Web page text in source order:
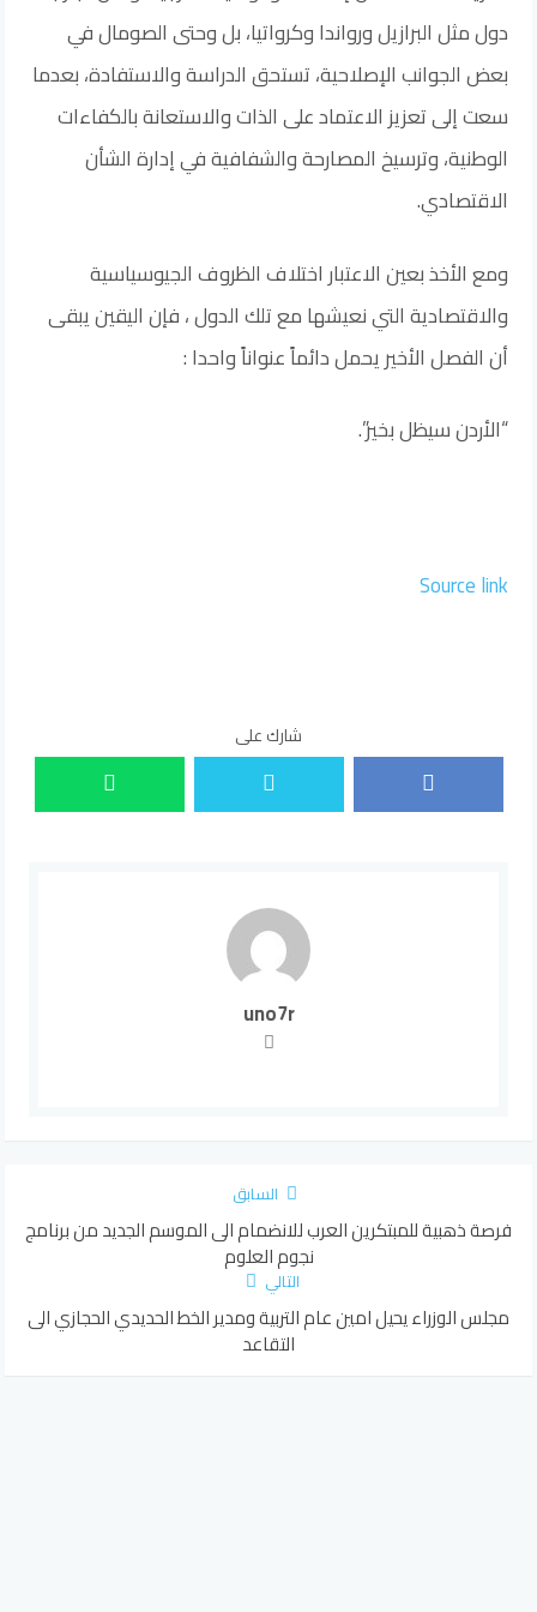
دول مثل البرازيل ورواندا وكرواتيا، بل وحتى الصومال في
بعض الجوانب الإصلاحية، تستحق الدراسة والاستفادة، بعدما
سعت إلى تعزيز الاعتماد على الذات والاستعانة بالكفاءات
الوطنية، وترسيخ المصارحة والشفافية في إدارة الشأن
الاقتصادي.
ومع الأخذ بعين الاعتبار اختلاف الظروف الجيوسياسية
والاقتصادية التي نعيشها مع تلك الدول ، فإن اليقين يبقى
أن الفصل الأخير يحمل دائماً عنواناً واحدا :
“الأردن سيظل بخير”.
Source link
شارك على
uno7r
السابق
فرصة ذهبية للمبتكرين العرب للانضمام الى الموسم الجديد من برنامج
نجوم العلوم
التالي
مجلس الوزراء يحيل امين عام التربية ومدير الخط الحديدي الحجازي الى
التقاعد